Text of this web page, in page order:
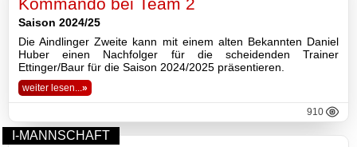
2008
Impressum
Datenschutzerklärung
Haftungsausschluss
Saison 2024/25
Die Aindlinger Zweite kann mit einem alten Bekannten Daniel
Huber einen Nachfolger für die scheidenden Trainer
Ettinger/Baur für die Saison 2024/2025 präsentieren.
weiter lesen...»
910
I-MANNSCHAFT